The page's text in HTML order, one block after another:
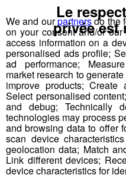
Nous vous poserons
bon choix entre les 3
entrées pour un
Inscription par
participer aux 2 tirages
Appelez le standard au
Pour cette semaine on
et la personne de
ALPES!
We and ourpartnersdo the
on your consent and/or
access information on a
personalised ads profile;
ad performance;
market research to
improve products; Create
Select personalised
and debug; Technically
technologies may process
and browsing data to offer
scan device
geolocation data; Match
Link different devices;
device characteristics for
Le
privée est